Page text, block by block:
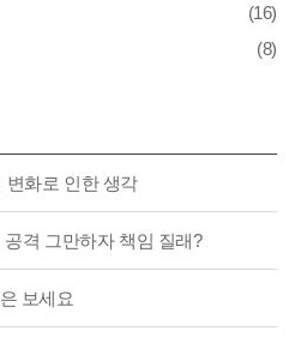
(16)
(8)
변화로 인한 생각
격 그만하자 책임 질래?
보세요